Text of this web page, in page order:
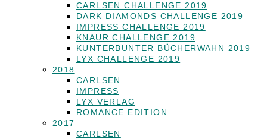
CARLSEN CHALLENGE 2019
DARK DIAMONDS CHALLENGE 2019
IMPRESS CHALLENGE 2019
KNAUR CHALLENGE 2019
KUNTERBUNTER BÜCHERWAHN 2019
LYX CHALLENGE 2019
2018
CARLSEN
IMPRESS
LYX VERLAG
ROMANCE EDITION
2017
CARLSEN